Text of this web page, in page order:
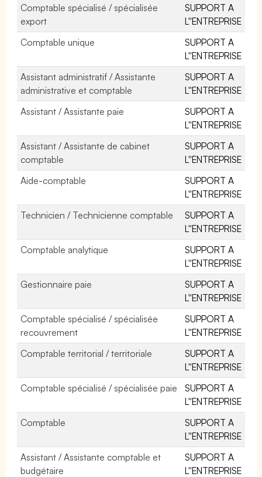
Comptable spécialisé / spécialisée
export
SUPPORT A
L''ENTREPRISE
Comptable unique
SUPPORT A
L''ENTREPRISE
Assistant administratif / Assistante
administrative et comptable
SUPPORT A
L''ENTREPRISE
Assistant / Assistante paie
SUPPORT A
L''ENTREPRISE
Assistant / Assistante de cabinet
comptable
SUPPORT A
L''ENTREPRISE
Aide-comptable
SUPPORT A
L''ENTREPRISE
Technicien / Technicienne comptable
SUPPORT A
L''ENTREPRISE
Comptable analytique
SUPPORT A
L''ENTREPRISE
Gestionnaire paie
SUPPORT A
L''ENTREPRISE
Comptable spécialisé / spécialisée
recouvrement
SUPPORT A
L''ENTREPRISE
Comptable territorial / territoriale
SUPPORT A
L''ENTREPRISE
Comptable spécialisé / spécialisée paie
SUPPORT A
L''ENTREPRISE
Comptable
SUPPORT A
L''ENTREPRISE
Assistant / Assistante comptable et
budgétaire
SUPPORT A
L''ENTREPRISE